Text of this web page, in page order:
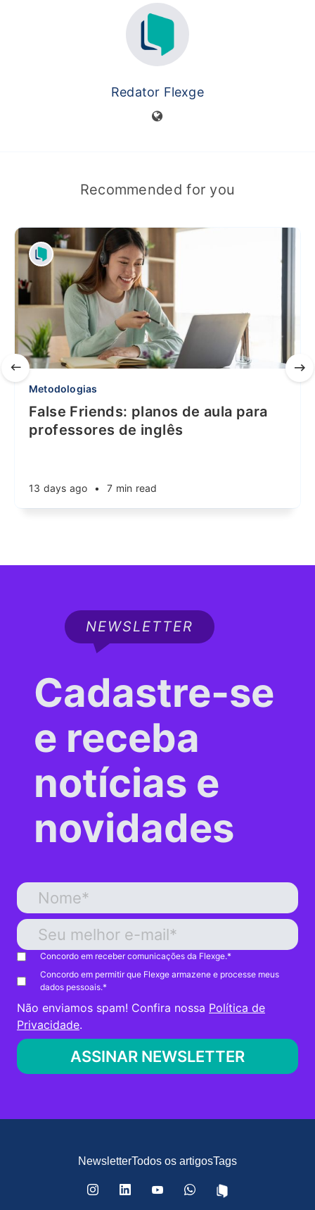
Redator Flexge
Recommended for you
Metodologias
False Friends: planos de aula para
professores de inglês
13 days ago • 7 min read
NEWSLETTER
Cadastre-se
e receba
notícias e
novidades
Concordo em receber comunicações da Flexge.*
Concordo em permitir que Flexge armazene e processe meus
dados pessoais.*
Não enviamos spam! Confira nossa Política de
Privacidade.
NewsletterTodos os artigosTags